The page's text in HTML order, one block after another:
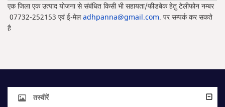
एक जिला एक उत्‍पाद योजना से संबंधित किसी भी सहायता/फीडबेक हेतु टेलीफोन नम्‍बर
07732-252153 एवं ई-मेलadhpanna@gmail.com. पर सम्‍पर्क कर सकते
है
तस्वीरें